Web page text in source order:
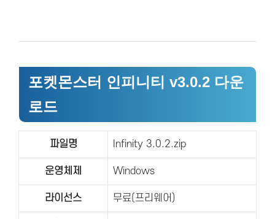
포켓몬스터 인피니티 v3.0.2 다운
로드
파일명 Infinity 3.0.2.zip
운영체제 Windows
라이선스 무료(프리웨어)